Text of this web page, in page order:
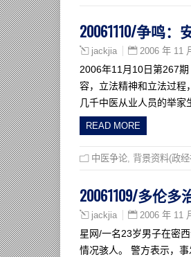
20061110/争鸣
jackjia 2006 年 11
2006年11月10日第267
容，立法精神和立法过程
几千中医从业人员的举家
READ MORE
中医争论 背景资料(政
20061109/多伦
jackjia 2006 年 11
星网/一名23岁男子在密
情况骇人。 警方表示，